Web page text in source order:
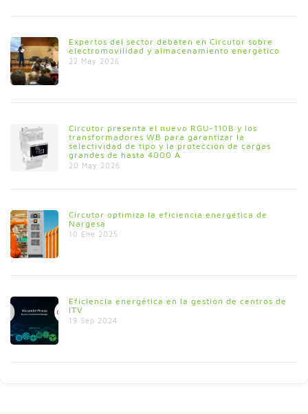
Expertos del sector debaten en Circutor sobre
electromovilidad y almacenamiento energético
22 May 2026
Circutor presenta el nuevo RGU-110B y los
transformadores WB para garantizar la
selectividad de tipo y la protección de cargas
grandes de hasta 4000 A
20 May 2026
Circutor optimiza la eficiencia energética de
Nargesa
10 Ene 2025
Eficiencia energética en la gestión de centros de
ITV
19 Sep 2024